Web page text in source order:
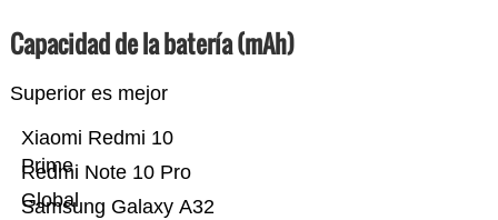
Capacidad de la batería (mAh)
Superior es mejor
Samsung Galaxy A32
Redmi Note 10 Pro
Global
Xiaomi Redmi 10
Prime